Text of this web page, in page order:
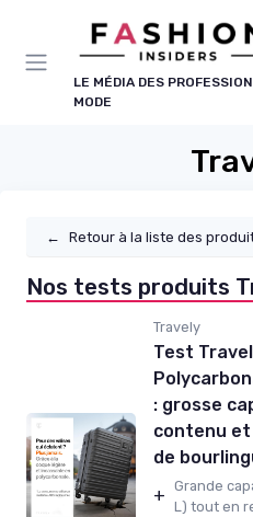
LE MÉDIA DES
MODE
← Retour à la liste des
Nos tests produits
Travely
Test
: grosse
contenu et
de
+ Grande
L) tout en